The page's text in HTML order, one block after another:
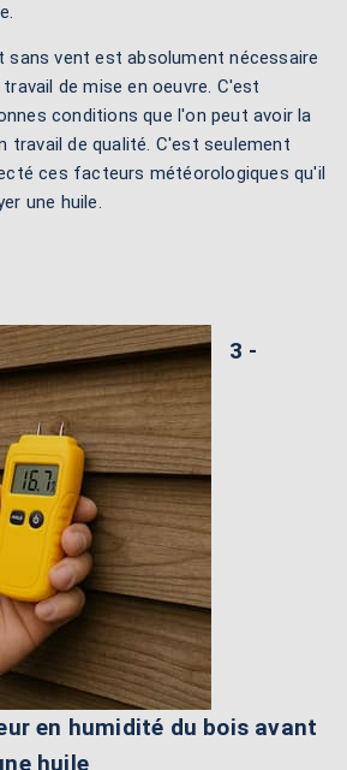
sans vent est absolument nécessaire
de mise en oeuvre. C'est
conditions que l'on peut avoir la
travail de qualité. C'est seulement
ces facteurs météorologiques qu'il
une huile.
3 -
en humidité du bois avant
huile